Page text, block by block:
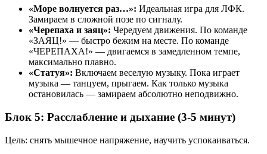
«Море волнуется раз…»: Идеальная игра для ЛФК.
Замираем в сложной позе по сигналу.
«Черепаха и заяц»: Чередуем движения. По команде
«ЗАЯЦ!» — быстро бежим на месте. По команде
«ЧЕРЕПАХА!» — двигаемся в замедленном темпе,
максимально плавно.
«Статуя»: Включаем веселую музыку. Пока играет
музыка — танцуем, прыгаем. Как только музыка
остановилась — замираем абсолютно неподвижно.
Блок 5: Расслабление и дыхание (3-5 минут)
Цель: снять мышечное напряжение, научить успокаиваться.